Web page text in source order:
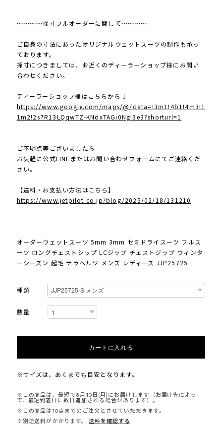
～～～～採寸フルオーダーに関して～～～～
ご自身の寸法にあったオリジナルウェットスーツの制作も承っ
ております。
採寸につきましては、お近くのディーラーショップ様にお問い
合わせください。
ディーラーショップ様はこちらから↓
https://www.google.com/maps/@/data=!3m1!4b1!4m3!1
1m2!2s7R13LQqwTZ-KNdxTAGi0Ng!3e3?shorturl=1
ご不明点等ございましたら
お気軽に公式LINEまたはお問い合わせフォームにてご連絡くだ
さい。
【送料・お支払い方法はこちら】
https://www.jetpilot.co.jp/blog/2025/02/18/131210
オーダーウェットスーツ 5mm 3mm セミドライスーツ フルス
ーツ ロングチェストジップ LCジップ チェストジップ ウィンタ
ーシーズン 起毛 テラヘルツ メンズ レディース JJP25725
種類
数量
カートに入れる
※サイズは、あくまでも目安となります。
※この商品は、最短で8月10日(月)にお届けします（お届け先によっ
て、最短到着日に数日追加される場合があります）。
※この商品は10点までのご注文とさせていただきます。
※別途送料がかかります。
送料を確認する